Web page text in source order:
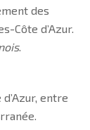
des
Côte d’Azur.
.
entre